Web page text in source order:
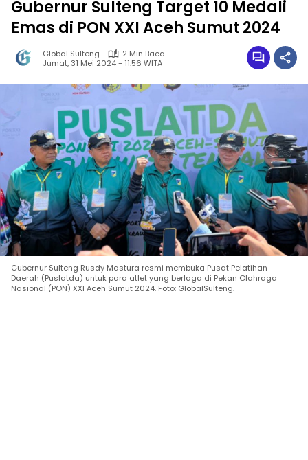
Gubernur Sulteng Target 10 Medali
Emas di PON XXI Aceh Sumut 2024
Global Sulteng
2 Min Baca
Jumat, 31 Mei 2024 - 11:56 WITA
Gubernur Sulteng Rusdy Mastura resmi membuka Pusat Pelatihan
Daerah (Puslatda) untuk para atlet yang berlaga di Pekan Olahraga
Nasional (PON) XXI Aceh Sumut 2024. Foto: GlobalSulteng.